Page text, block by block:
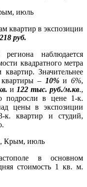
квартир в экспозиции
руб.
наблюдается
квадратного метра
Значительнее
– 10%и6%,
и 122 тыс. руб./м.кв.,
подросли в цене 1-к.
цены в экспозиции
к. квартир и студий,
в основном
стоимость 1 кв. м.